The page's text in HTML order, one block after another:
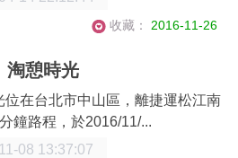
收藏： 2016-11-26
淘憩時光
位在台北市中山區，離捷運松江南
鐘路程，於2016/11/...
08 13:37:07